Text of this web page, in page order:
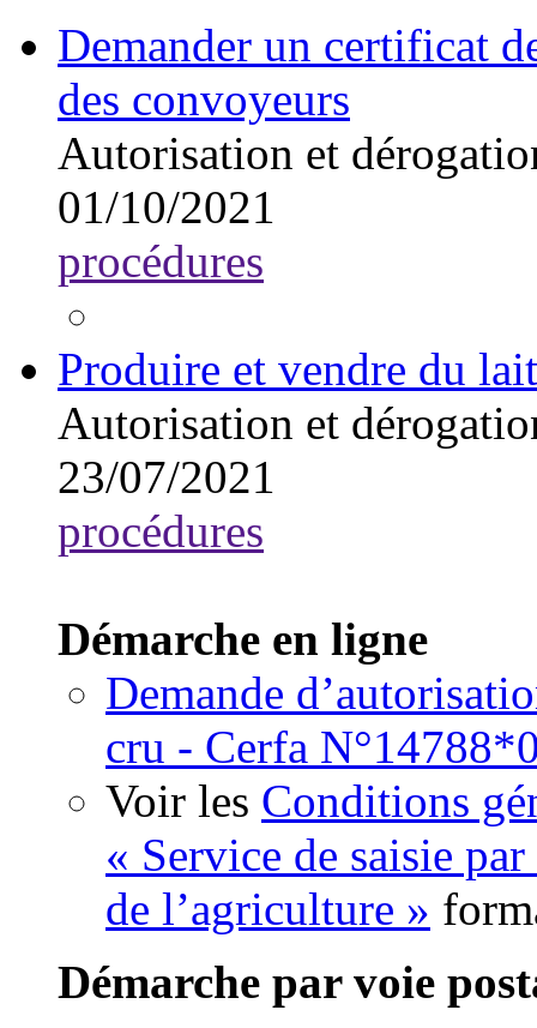
Demander un certificat
des convoyeurs
Autorisation et
01/10/2021
procédures
Produire et vendre du
Autorisation et
23/07/2021
procédures
Démarche en ligne
Demande
cru - Cerfa
Voir les Conditions
« Service de saisie
de l’agriculture »
Démarche par voie